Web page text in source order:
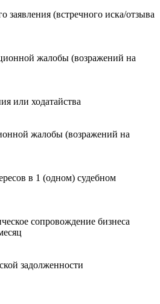
заявления (встречного иска/отзыва
жалобы (возражений на
или ходатайства
жалобы (возражений на
в 1 (одном) судебном
сопровождение бизнеса
задолженности